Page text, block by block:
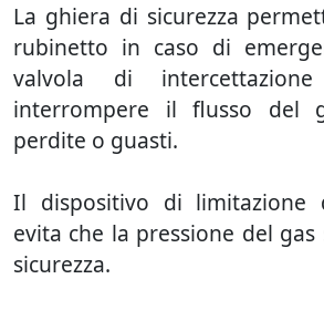
La ghiera di sicurezza
rubinetto in caso di
valvola di
interrompere il flusso del
perdite o guasti.
Il dispositivo di limitazione
evita che la pressione del
sicurezza.